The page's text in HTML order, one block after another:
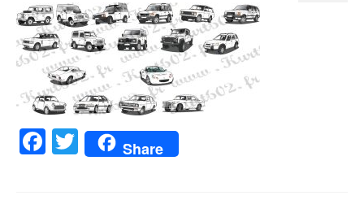
Facebook
Twitter
Share